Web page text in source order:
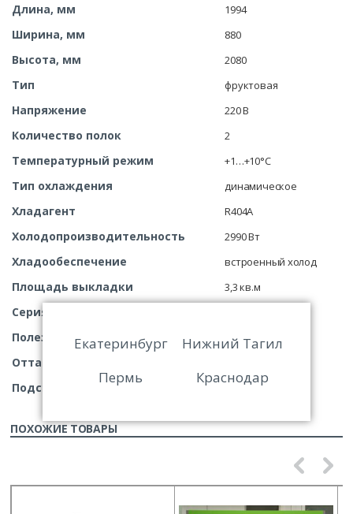
Длина, мм 1994
Ширина, мм 880
Высота, мм 2080
Тип фруктовая
Напряжение 220 В
Количество полок 2
Температурный режим +1…+10°C
Тип охлаждения динамическое
Хладагент R404A
Холодопроизводительность 2990 Вт
Хладообеспечение встроенный холод
Площадь выкладки 3,3 кв.м
Серия (линейка)
Полезный объем 1500 л
Оттаивание
Подсветка есть
ПОХОЖИЕ ТОВАРЫ
Екатеринбург
Нижний Тагил
Пермь
Краснодар